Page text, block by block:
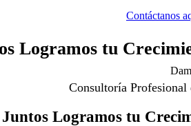
Contáctanos
Logramos tu
Consultoría
Juntos Logramos tu